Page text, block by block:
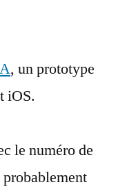
, un prototype
iOS.
le numéro de